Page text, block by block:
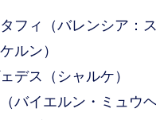
フィ（バレンシア：ス
ルン）
デス（シャルケ）
バイエルン・ミュウヘ